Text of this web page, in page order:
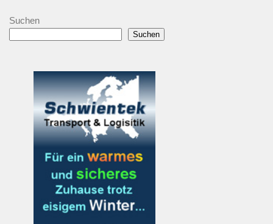
Suchen
Suchen